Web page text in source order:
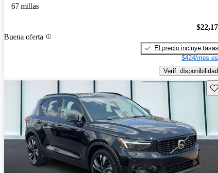
67 millas
Buena oferta
El precio incluye tasas
$424/mes
Verif. disponibilidad